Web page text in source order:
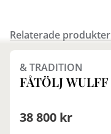
Relaterade produkter
& TRADITION
FÅTÖLJ WULFF
38 800 kr